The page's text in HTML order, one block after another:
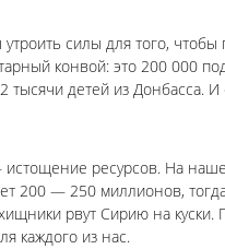
силы для того,
конвой: это 200 000
тысячи детей из Донбасса.
ресурсов. На
200 — 250 миллионов,
рвут Сирию на
каждого из нас.